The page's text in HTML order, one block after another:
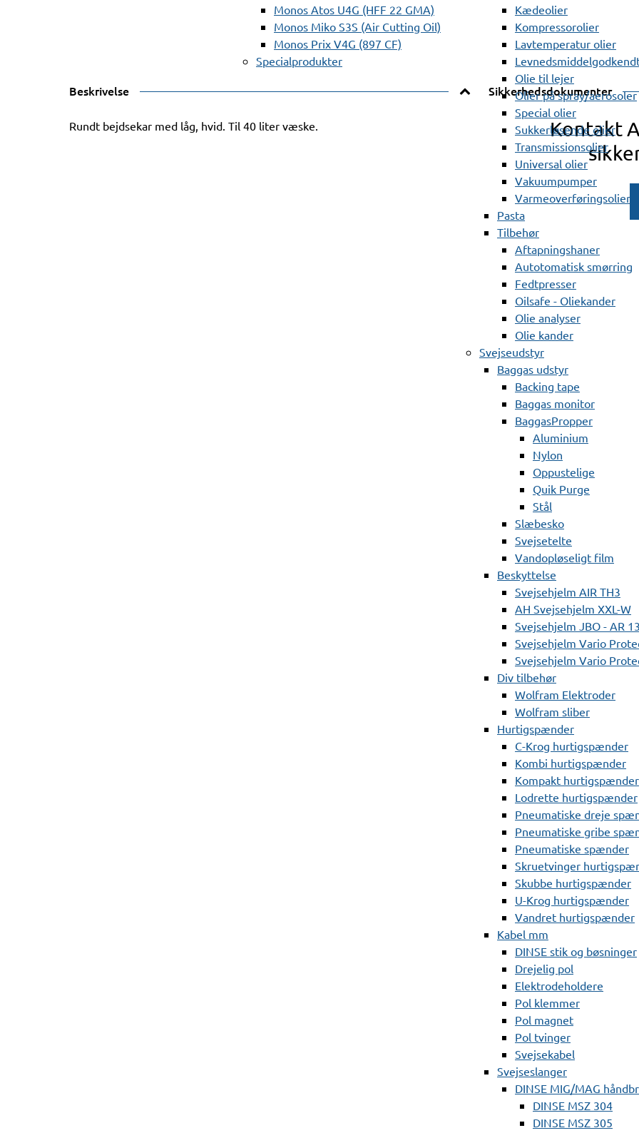
Monos Atos U4G (HFF 22 GMA)
Monos Miko S3S (Air Cutting Oil)
Monos Prix V4G (897 CF)
Specialprodukter
Kædeolier
Kompressorolier
Lavtemperatur olier
Olie til lejer
Olier på spray/aerosoler
Special olier
Sukkerløsende olier
Transmissionsolier
Universal olier
Vakuumpumper
Varmeoverføringsolier
Pasta
Tilbehør
Aftapningshaner
Autotomatisk smørring
Fedtpresser
Oilsafe - Oliekander
Olie analyser
Olie kander
Svejseudstyr
Baggas udstyr
Backing tape
Baggas monitor
BaggasPropper
Aluminium
Nylon
Oppustelige
Quik Purge
Stål
Slæbesko
Svejsetelte
Vandopløseligt film
Beskyttelse
Svejsehjelm AIR TH3
AH Svejsehjelm XXL-W
Svejsehjelm JBO - AR
Svejsehjelm Vario
Svejsehjelm Vario
Div tilbehør
Wolfram Elektroder
Wolfram sliber
Hurtigspænder
C-Krog hurtigspænder
Kombi hurtigspænder
Kompakt hurtigspænder
Lodrette hurtigspænder
Pneumatiske dreje
Pneumatiske gribe
Pneumatiske spænder
Skruetvinger
Skubbe hurtigspænder
U-Krog hurtigspænder
Vandret hurtigspænder
Kabel mm
DINSE stik og bøsninger
Drejelig pol
Elektrodeholdere
Pol klemmer
Pol magnet
Pol tvinger
Svejsekabel
Svejseslanger
DINSE MIG/MAG
DINSE MSZ 304
DINSE MSZ 305
Beskrivelse
Rundt bejdsekar med låg, hvid. Til 40 liter væske.
Sikkerhedsdokumenter
Kontakt